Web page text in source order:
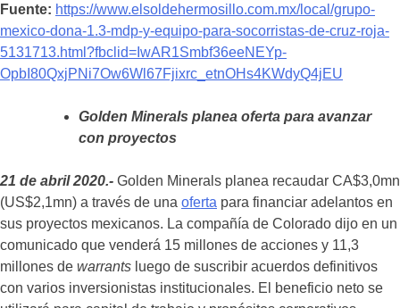
Fuente: https://www.elsoldehermosillo.com.mx/local/grupo-
mexico-dona-1.3-mdp-y-equipo-para-socorristas-de-cruz-roja-
5131713.html?fbclid=IwAR1Smbf36eeNEYp-
OpbI80QxjPNi7Ow6Wl67Fjixrc_etnOHs4KWdyQ4jEU
Golden Minerals planea oferta para avanzar
con proyectos
21 de abril 2020.- Golden Minerals planea recaudar CA$3,0mn
(US$2,1mn) a través de una oferta para financiar adelantos en
sus proyectos mexicanos. La compañía de Colorado dijo en un
comunicado que venderá 15 millones de acciones y 11,3
millones de warrants luego de suscribir acuerdos definitivos
con varios inversionistas institucionales. El beneficio neto se